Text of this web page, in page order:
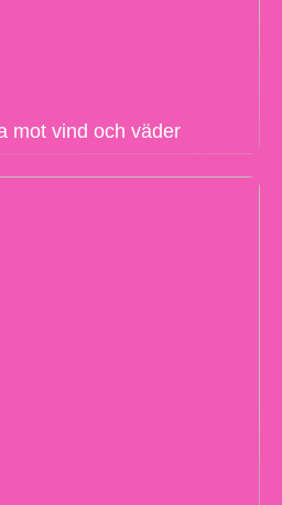
mot vind och väder